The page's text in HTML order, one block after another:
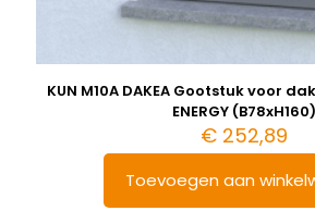
KUN M10A DAKEA Gootstuk voor
ENERGY (B78xH160)
€ 252,89
Toevoegen aan